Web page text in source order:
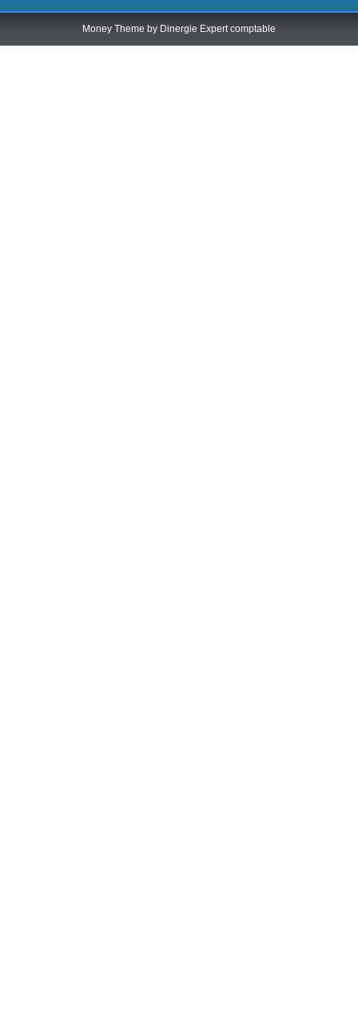
Money Theme by Dinergie Expert comptable